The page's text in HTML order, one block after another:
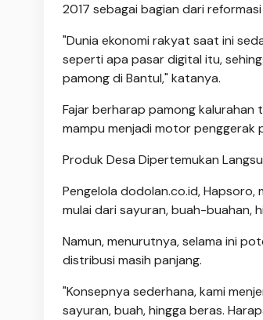
2017 sebagai bagian dari
"Dunia ekonomi rakyat saat ini
seperti apa pasar digital itu,
pamong di Bantul," katanya.
Fajar berharap pamong
mampu menjadi motor penggerak
Produk Desa Dipertemukan
Pengelola dodolan.co.id,
mulai dari sayuran, buah-buahan,
Namun, menurutnya, selama ini
distribusi masih panjang.
"Konsepnya sederhana, kami
sayuran, buah, hingga beras.